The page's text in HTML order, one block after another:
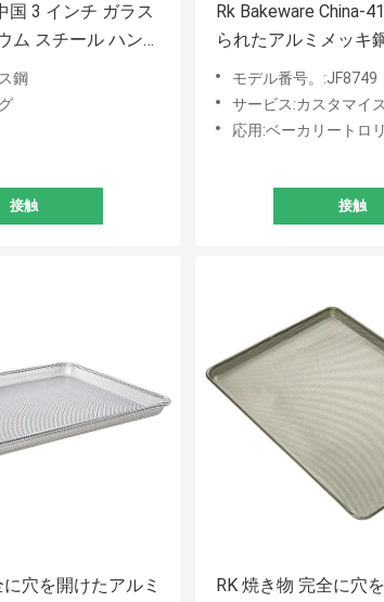
国 3 インチ ガラス
ム スチール ハンバ
ベーキング トレ
鋼
接触
Rk Bakeware China-
られたアルミメッキ
びたエンド ホーギー
レイ
モデル番号。:JF8749
サービス:カスタマイ
応用:ベーカリートロ
接触
穴を開けたアルミ
RK 焼き物 完全に穴